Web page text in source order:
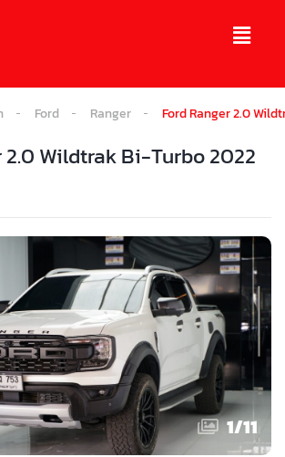
Ford Ranger Ford Ranger 2.0
2.0 Wildtrak Bi-Turbo 2022
1/11